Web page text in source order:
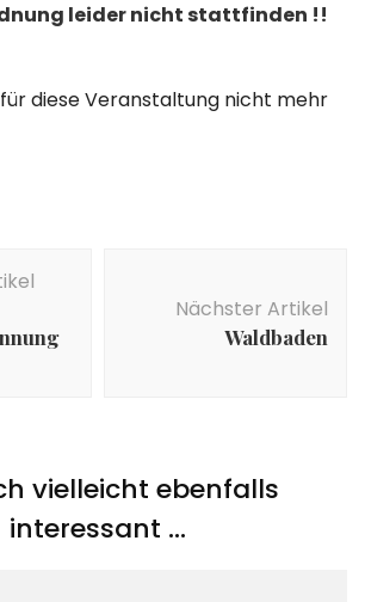
leider nicht stattfinden !!
diese Veranstaltung nicht mehr
Nächster Artikel
Waldbaden
vielleicht ebenfalls
interessant …